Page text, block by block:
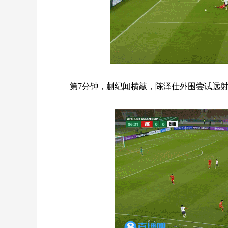
第7分钟，蒯纪闻横敲，陈泽仕外围尝试远